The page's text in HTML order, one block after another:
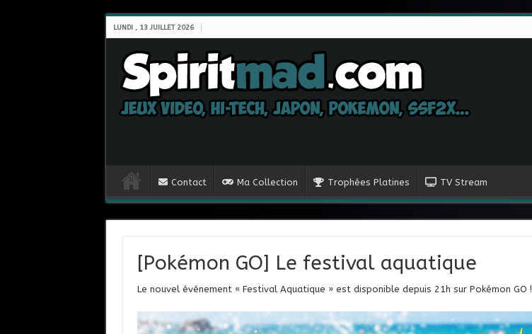
LUNDI , 13 JUILLET 2026
Contact Ma Collection Trophées Platines TV Stream
[Pokémon GO] Le festival aquatique
Le nouvel événement « Festival Aquatique » est disponible depuis 21h sur Pokémon GO !